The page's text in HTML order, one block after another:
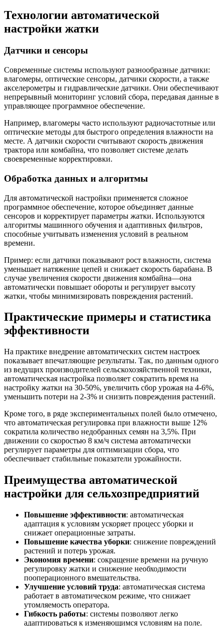
Технологии автоматической
настройки жатки
Датчики и сенсоры
Современные системы используют разнообразные датчики:
влагомеры, оптические сенсоры, датчики скорости, а также
акселерометры и гидравлические датчики. Они обеспечивают
непрерывный мониторинг условий сбора, передавая данные в
управляющее программное обеспечение.
Например, влагомеры часто используют радиочастотные или
оптические методы для быстрого определения влажности на
месте. А датчики скорости считывают скорость движения
трактора или комбайна, что позволяет системе делать
своевременные корректировки.
Обработка данных и алгоритмы
Для автоматической настройки применяется сложное
программное обеспечение, которое объединяет данные
сенсоров и корректирует параметры жатки. Используются
алгоритмы машинного обучения и адаптивных фильтров,
способные учитывать изменения условий в реальном
времени.
Пример: если датчики показывают рост влажности, система
уменьшает натяжение цепей и снижает скорость барабана. В
случае увеличения скорости движения комбайна—она
автоматически повышает обороты и регулирует высоту
жатки, чтобы минимизировать повреждения растений.
Практические примеры и статистика
эффективности
На практике внедрение автоматических систем настроек
показывает впечатляющие результаты. Так, по данным одного
из ведущих производителей сельскохозяйственной техники,
автоматическая настройка позволяет сократить время на
настройку жатки на 30-50%, увеличить сбор урожая на 4-6%,
уменьшить потери на 2-3% и снизить повреждения растений.
Кроме того, в ряде экспериментальных полей было отмечено,
что автоматическая регулировка при влажности выше 12%
сократила количество недобранных семян на 3,5%. При
движении со скоростью 8 км/ч система автоматически
регулирует параметры для оптимизации сбора, что
обеспечивает стабильные показатели урожайности.
Преимущества автоматической
настройки для сельхозпредприятий
Повышение эффективности: автоматическая
адаптация к условиям ускоряет процесс уборки и
снижает операционные затраты.
Повышение качества уборки: снижение повреждений
растений и потерь урожая.
Экономия времени: сокращение времени на ручную
регулировку жатки и снижение необходимости
пооперационного вмешательства.
Улучшение условий труда: автоматическая система
работает в автоматическом режиме, что снижает
утомляемость оператора.
Гибкость работы: системы позволяют легко
адаптироваться к изменяющимся условиям на поле.